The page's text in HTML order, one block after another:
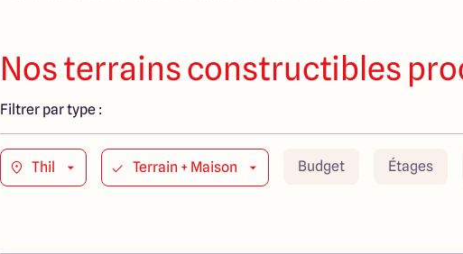
Nos terrains constructibles
Filtrer par type :
Thil Terrain + Maison Budget Étages